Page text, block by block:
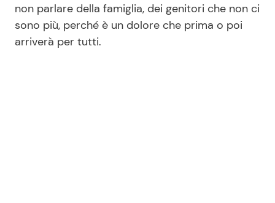
Info
non parlare della famiglia, dei genitori che non ci
sono più, perché è un dolore che prima o poi
arriverà per tutti.